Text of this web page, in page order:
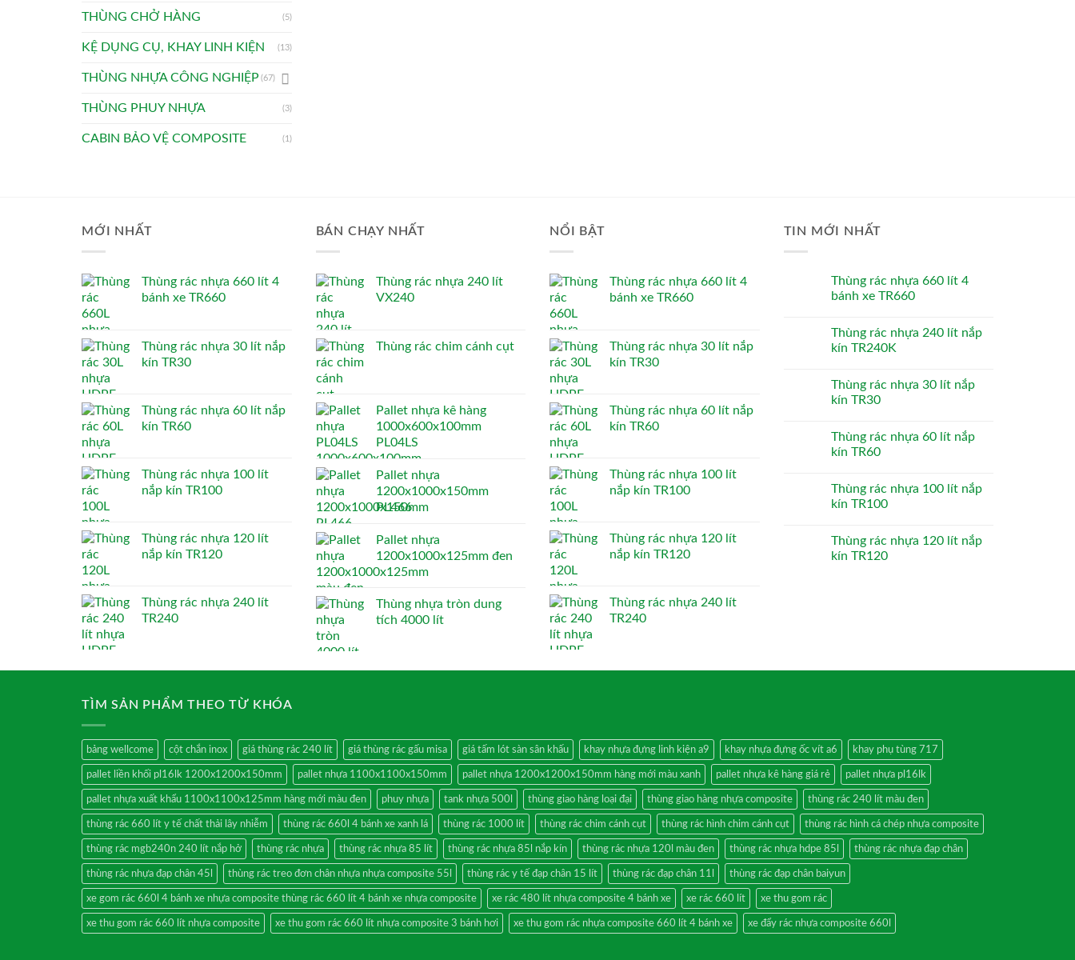
THÙNG CHỞ HÀNG (5)
KỆ DỤNG CỤ, KHAY LINH KIỆN (13)
THÙNG NHỰA CÔNG NGHIỆP(67)
THÙNG PHUY NHỰA (3)
CABIN BẢO VỆ COMPOSITE (1)
MỚI NHẤT
Thùng rác nhựa 660 lít 4
bánh xe TR660
Thùng rác nhựa 30 lít nắp
kín TR30
Thùng rác nhựa 60 lít nắp
kín TR60
Thùng rác nhựa 100 lít
nắp kín TR100
Thùng rác nhựa 120 lít
nắp kín TR120
Thùng rác nhựa 240 lít
TR240
BÁN CHẠY NHẤT
Thùng rác nhựa 240 lít
VX240
Thùng rác chim cánh cụt
Pallet nhựa kê hàng
1000x600x100mm
PL04LS
Pallet nhựa
1200x1000x150mm
PL466
Pallet nhựa
1200x1000x125mm đen
Thùng nhựa tròn dung
tích 4000 lít
NỔI BẬT
Thùng rác nhựa 660 lít 4
bánh xe TR660
Thùng rác nhựa 30 lít nắp
kín TR30
Thùng rác nhựa 60 lít nắp
kín TR60
Thùng rác nhựa 100 lít
nắp kín TR100
Thùng rác nhựa 120 lít
nắp kín TR120
Thùng rác nhựa 240 lít
TR240
TIN MỚI NHẤT
Thùng rác nhựa 660 lít 4
bánh xe TR660
Thùng rác nhựa 240 lít nắp
kín TR240K
Thùng rác nhựa 30 lít nắp
kín TR30
Thùng rác nhựa 60 lít nắp
kín TR60
Thùng rác nhựa 100 lít nắp
kín TR100
Thùng rác nhựa 120 lít nắp
kín TR120
TÌM SẢN PHẨM THEO TỪ KHÓA
bảng wellcome cột chắn inox giá thùng rác 240 lít giá thùng rác gấu misa giá tấm lót sàn sân khấu khay nhựa đựng linh kiện a9 khay nhựa đựng ốc vít a6 khay phụ tùng 717
pallet liền khối pl16lk 1200x1200x150mm pallet nhựa 1100x1100x150mm pallet nhựa 1200x1200x150mm hàng mới màu xanh pallet nhựa kê hàng giá rẻ pallet nhựa pl16lk
pallet nhựa xuất khẩu 1100x1100x125mm hàng mới màu đen phuy nhựa tank nhựa 500l thùng giao hàng loại đại thùng giao hàng nhựa composite thùng rác 240 lít màu đen
thùng rác 660 lít y tế chất thải lây nhiễm thùng rác 660l 4 bánh xe xanh lá thùng rác 1000 lít thùng rác chim cánh cụt thùng rác hình chim cánh cụt thùng rác hình cá chép nhựa composite
thùng rác mgb240n 240 lít nắp hở thùng rác nhựa thùng rác nhựa 85 lít thùng rác nhựa 85l nắp kín thùng rác nhựa 120l màu đen thùng rác nhựa hdpe 85l thùng rác nhựa đạp chân
thùng rác nhựa đạp chân 45l thùng rác treo đơn chân nhựa nhựa composite 55l thùng rác y tế đạp chân 15 lít thùng rác đạp chân 11l thùng rác đạp chân baiyun
xe gom rác 660l 4 bánh xe nhựa composite thùng rác 660 lít 4 bánh xe nhựa composite xe rác 480 lít nhựa composite 4 bánh xe xe rác 660 lít xe thu gom rác
xe thu gom rác 660 lít nhựa composite xe thu gom rác 660 lít nhựa composite 3 bánh hơi xe thu gom rác nhựa composite 660 lít 4 bánh xe xe đẩy rác nhựa composite 660l